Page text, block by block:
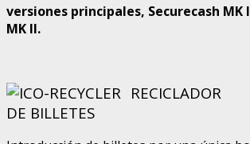
versiones principales, Securecash MK
MK II.
RECICLADOR
DE BILLETES